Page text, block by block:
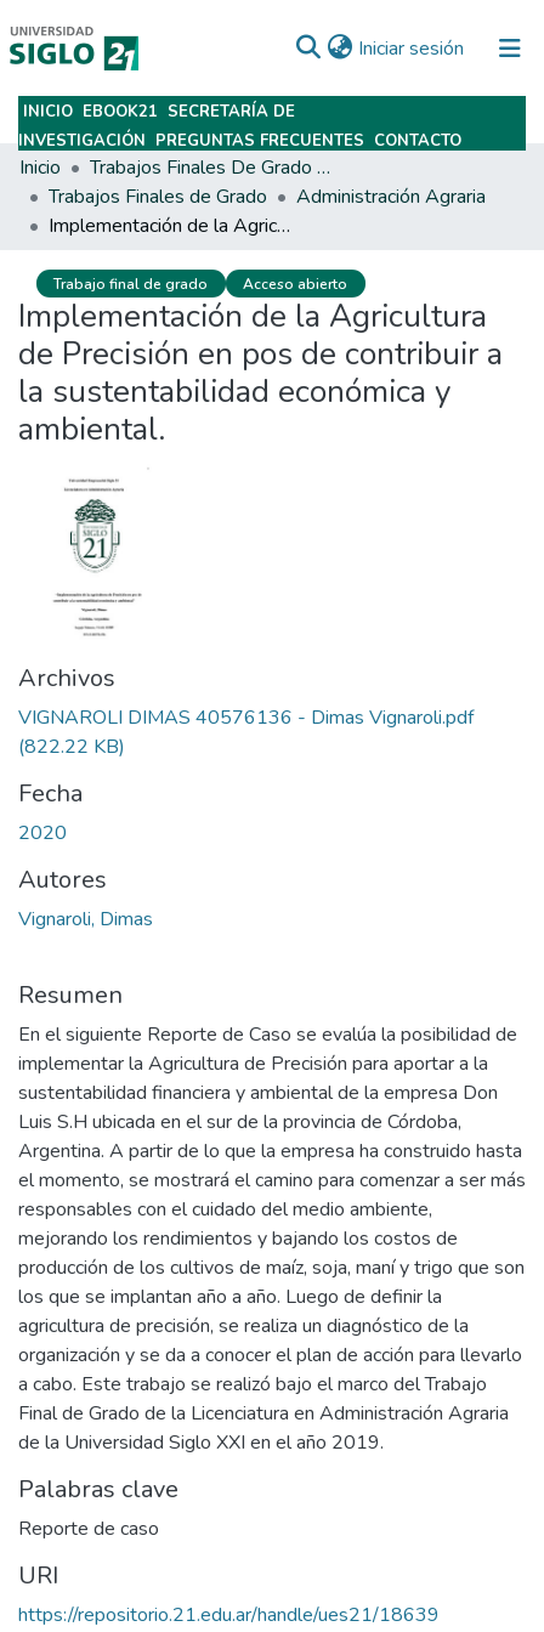
Iniciar sesión (current)
Subir
INICIO EBOOK21 SECRETARÍA DE
INVESTIGACIÓN PREGUNTAS FRECUENTES CONTACTO
Inicio
Trabajos Finales De Grado Y Posgrado
Trabajos Finales de Grado
Administración Agraria
Implementación de la Agricultura de Precisión en pos de contribuir a la sustentabilidad económica y ambiental.
Trabajo final de grado Acceso abierto
Implementación de la Agricultura
de Precisión en pos de contribuir a
la sustentabilidad económica y
ambiental.
Archivos
VIGNAROLI DIMAS 40576136 - Dimas Vignaroli.pdf
(822.22 KB)
Fecha
2020
Autores
Vignaroli, Dimas
Resumen
En el siguiente Reporte de Caso se evalúa la posibilidad de
implementar la Agricultura de Precisión para aportar a la
sustentabilidad financiera y ambiental de la empresa Don
Luis S.H ubicada en el sur de la provincia de Córdoba,
Argentina. A partir de lo que la empresa ha construido hasta
el momento, se mostrará el camino para comenzar a ser más
responsables con el cuidado del medio ambiente,
mejorando los rendimientos y bajando los costos de
producción de los cultivos de maíz, soja, maní y trigo que son
los que se implantan año a año. Luego de definir la
agricultura de precisión, se realiza un diagnóstico de la
organización y se da a conocer el plan de acción para llevarlo
a cabo. Este trabajo se realizó bajo el marco del Trabajo
Final de Grado de la Licenciatura en Administración Agraria
de la Universidad Siglo XXI en el año 2019.
Palabras clave
Reporte de caso
URI
https://repositorio.21.edu.ar/handle/ues21/18639